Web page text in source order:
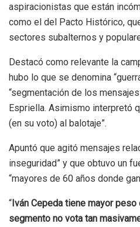
aspiracionistas que están
como el del Pacto Histórico,
sectores subalternos y
Destacó como relevante la
hubo lo que se denomina
“segmentación de los
Espriella. Asimismo interpretó
(en su voto) al balotaje”.
Apuntó que agitó mensajes
inseguridad” y que obtuvo un
“mayores de 60 años donde
“Iván Cepeda tiene mayor
segmento no vota tan